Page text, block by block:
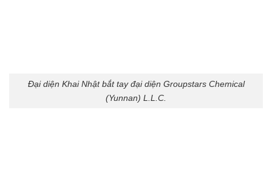
Đại diện Khai Nhật bắt tay đại diện Groupstars Chemical
(Yunnan) L.L.C.